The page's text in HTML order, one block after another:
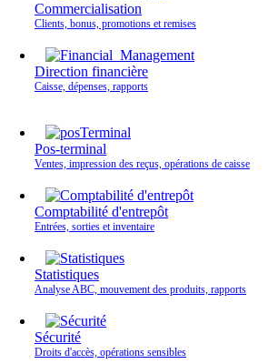
Commercialisation
Clients, bonus, promotions et remises
Direction financière
Caisse, dépenses, rapports
Pos-terminal
Ventes, impression des reçus, opérations de caisse
Comptabilité d'entrepôt
Entrées, sorties et inventaire
Statistiques
Analyse ABC, mouvement des produits, rapports
Sécurité
Droits d'accès, opérations sensibles